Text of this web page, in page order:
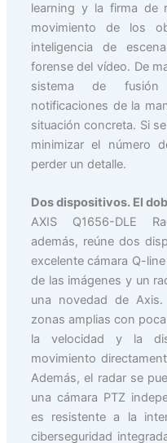
learning y la firma de
movimiento de los
inteligencia de
forense del vídeo. De
sistema de fusión
notificaciones de la
situación concreta. Si
minimizar el número
perder un detalle.
Dos dispositivos. El
AXIS Q1656-DLE
además, reúne dos
excelente cámara Q-
de las imágenes y un
una novedad de
zonas amplias con
la velocidad y la
movimiento
Además, el radar se
una cámara PTZ
es resistente a la
ciberseguridad